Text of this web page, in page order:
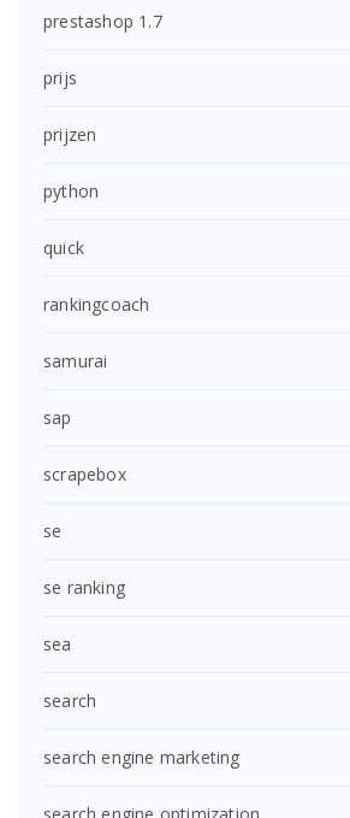
prestashop 1.7
prijs
prijzen
python
quick
rankingcoach
samurai
sap
scrapebox
se
se ranking
sea
search
search engine marketing